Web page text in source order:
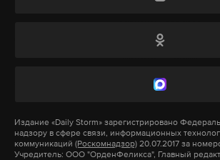
По мнению Поклонской, подобные
Издание «Daily Storm» зарегистрировано
надзору в сфере связи, информационных
коммуникаций (Роскомнадзор) 20.07.2017 за
Учредитель: ООО "ОрденФеликса", Главный